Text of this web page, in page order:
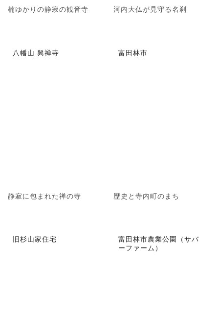
楠ゆかりの静寂の観音寺 河内大仏が見守る名刹
八幡山 興禅寺
静寂に包まれた禅の寺
富田林市
歴史と寺内町のまち
旧杉山家住宅
富田林市農業公園（サバ
ーファーム）